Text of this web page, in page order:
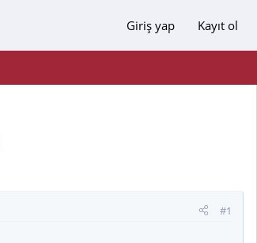
Giriş yap Kayıt ol
#1